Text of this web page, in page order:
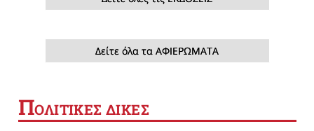
Δείτε όλα τα ΑΦΙΕΡΩΜΑΤΑ
ΠΟΛΙΤΙΚΕΣ ΔΙΚΕΣ